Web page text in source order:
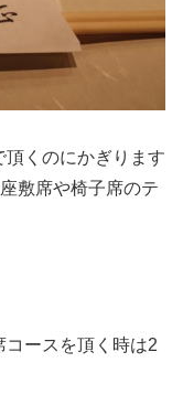
くのにかぎります
敷席や椅子席のテ
ースを頂く時は2